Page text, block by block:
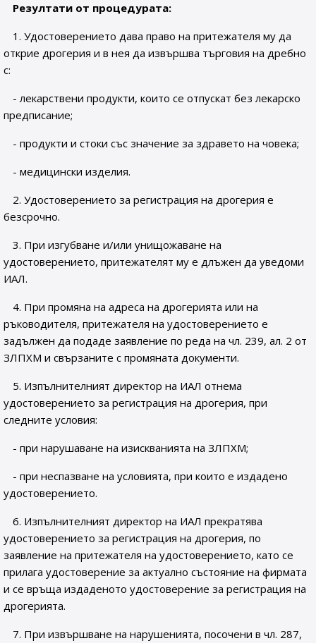
Резултати от процедурата:
1. Удостоверението дава право на притежателя му да
открие дрогерия и в нея да извършва търговия на дребно
с:
- лекарствени продукти, които се отпускат без лекарско
предписание;
- продукти и стоки със значение за здравето на човека;
- медицински изделия.
2. Удостоверението за регистрация на дрогерия е
безсрочно.
3. При изгубване и/или унищожаване на
удостоверението, притежателят му е длъжен да уведоми
ИАЛ.
4. При промяна на адреса на дрогерията или на
ръководителя, притежателя на удостоверението е
задължен да подаде заявление по реда на чл. 239, ал. 2 от
ЗЛПХМ и свързаните с промяната документи.
5. Изпълнителният директор на ИАЛ отнема
удостоверението за регистрация на дрогерия, при
следните условия:
- при нарушаване на изискванията на ЗЛПХМ;
- при неспазване на условията, при които е издадено
удостоверението.
6. Изпълнителният директор на ИАЛ прекратява
удостоверението за регистрация на дрогерия, по
заявление на притежателя на удостоверението, като се
прилага удостоверение за актуално състояние на фирмата
и се връща издаденото удостоверение за регистрация на
дрогерията.
7. При извършване на нарушенията, посочени в чл. 287,